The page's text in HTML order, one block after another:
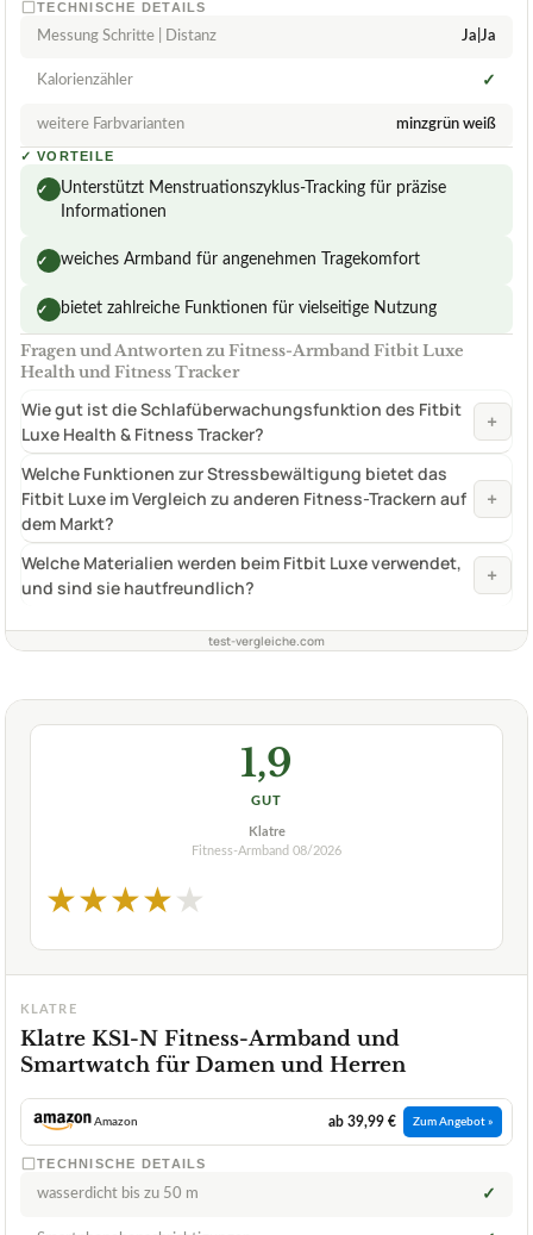
TECHNISCHE DETAILS
Messung Schritte | Distanz Ja|Ja
Kalorienzähler ✓
weitere Farbvarianten minzgrün weiß
✓ VORTEILE
✓
Unterstützt Menstruationszyklus-Tracking für präzise
Informationen
✓ weiches Armband für angenehmen Tragekomfort
✓ bietet zahlreiche Funktionen für vielseitige Nutzung
Fragen und Antworten zu Fitness-Armband Fitbit Luxe
Health und Fitness Tracker
Wie gut ist die Schlafüberwachungsfunktion des Fitbit
Luxe Health & Fitness Tracker?
+
Welche Funktionen zur Stressbewältigung bietet das
Fitbit Luxe im Vergleich zu anderen Fitness-Trackern auf
dem Markt?
+
Welche Materialien werden beim Fitbit Luxe verwendet,
und sind sie hautfreundlich?
+
test-vergleiche.com
1,9
GUT
Klatre
Fitness-Armband 08/2026
★★★★★
KLATRE
Klatre KS1-N Fitness-Armband und
Smartwatch für Damen und Herren
Amazon ab 39,99 € Zum Angebot »
TECHNISCHE DETAILS
wasserdicht bis zu 50 m ✓